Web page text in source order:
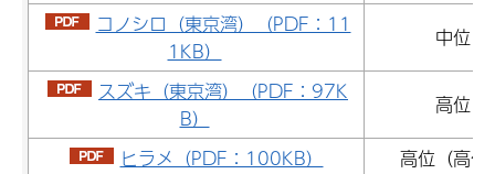
コノシロ（東京湾）（PDF：11
1KB）
中位
スズキ（東京湾）（PDF：97K
B）
高位
ヒラメ（PDF：100KB）
高位（高位